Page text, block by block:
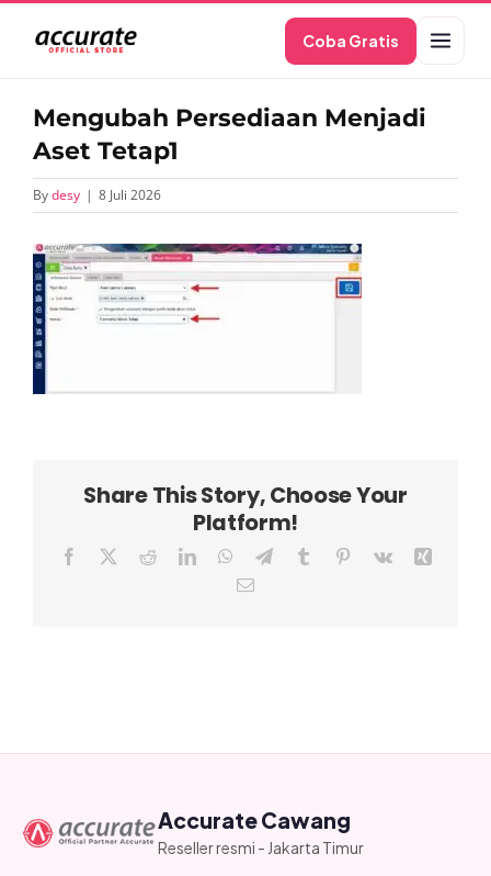
content
Coba Gratis
Mengubah Persediaan Menjadi
Aset Tetap1
Bydesy | 8 Juli 2026
Share This Story, Choose Your
Platform!
Facebook RedditLinkedInWhatsApp
TelegramTumblr Pinterest
Vk
Email
Accurate Cawang
Reseller resmi - Jakarta Timur